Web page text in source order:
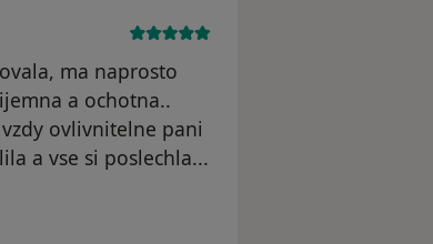
ma naprosto
a ochotna..
ovlivnitelne pani
a vse si poslechla...